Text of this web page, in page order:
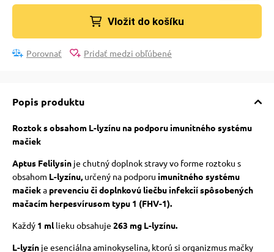
so psom
poukazy
Vložit do košíku
Porovnať Pridať medzi obľúbené
Popis produktu
Roztok s obsahom L-lyzínu na podporu imunitného systému
mačiek
Aptus Felilysinje chutný doplnok stravy vo forme roztoku s
obsahom L-lyzínu,určený na podporu imunitného systému
mačieka prevenciu či doplnkovú liečbu infekcií spôsobených
mačacím herpesvírusom typu 1 (FHV-1).
Každý 1 mllieku obsahuje 263 mg L-lyzínu.
L-lyzín je esenciálna aminokyselina, ktorú si organizmus mačky